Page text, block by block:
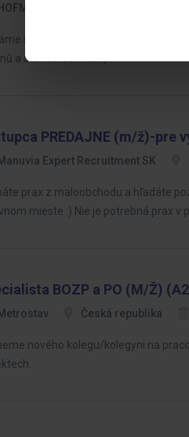
HOFMANN WIZARD
spolehlivé a motivované
a standardů kvality.
PREDAJNE (m/ž)-pre
Manuvia Expert Recruitment SK
prax z maloobchodu a hľadáte
mieste :) Nie je potrebná prax v
BOZP a PO (M/Ž)
Metrostav Česká republika
nového kolegu/kolegyni na